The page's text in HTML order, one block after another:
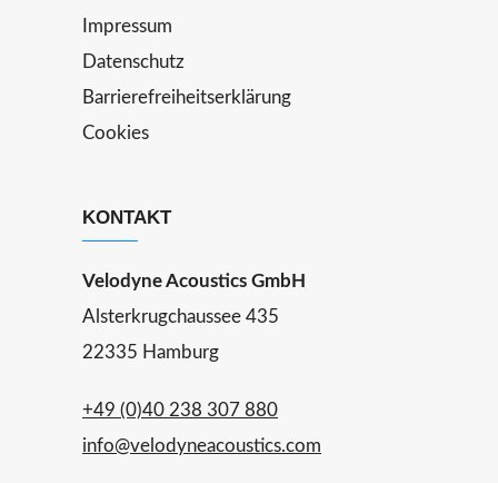
Impressum
Datenschutz
Barrierefreiheitserklärung
Cookies
KONTAKT
Velodyne Acoustics GmbH
Alsterkrugchaussee 435
22335 Hamburg
+49 (0)40 238 307 880
info@velodyneacoustics.com